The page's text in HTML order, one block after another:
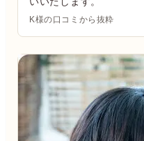
K様の口コミから抜粋